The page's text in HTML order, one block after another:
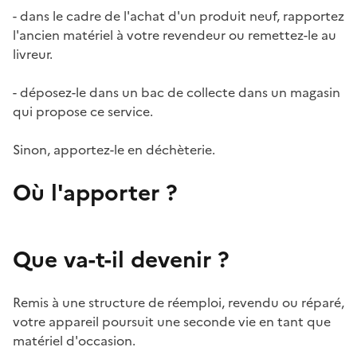
- dans le cadre de l'achat d'un produit neuf, rapportez
l'ancien matériel à votre revendeur ou remettez-le au
livreur.
- déposez-le dans un bac de collecte dans un magasin
qui propose ce service.
Sinon, apportez-le en déchèterie.
Où l'apporter ?
Que va-t-il devenir ?
Remis à une structure de réemploi, revendu ou réparé,
votre appareil poursuit une seconde vie en tant que
matériel d'occasion.